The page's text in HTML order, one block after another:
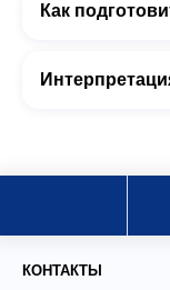
Как
КОНТАКТЫ